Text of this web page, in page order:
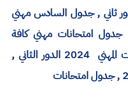
امتحانات المهني 2024 دور ثاني , جدول السادس مهني
الثاني , جدول امتحانات مهني كافة
الفروع 2024 , جدول امتحانات المهني 2024 الدور الثاني ,